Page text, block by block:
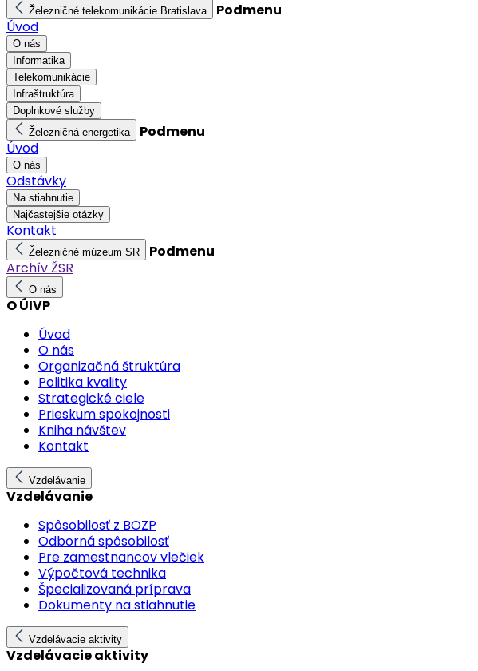
Železničné telekomunikácie Bratislava
Podmenu
Úvod
O nás
Informatika
Telekomunikácie
Infraštruktúra
Doplnkové služby
Železničná energetika
Podmenu
Úvod
O nás
Odstávky
Na stiahnutie
Najčastejšie otázky
Kontakt
Železničné múzeum SR
Podmenu
Archív ŽSR
O nás
O ÚIVP
Úvod
O nás
Organizačná štruktúra
Politika kvality
Strategické ciele
Prieskum spokojnosti
Kniha návštev
Kontakt
Vzdelávanie
Vzdelávanie
Spôsobilosť z BOZP
Odborná spôsobilosť
Pre zamestnancov vlečiek
Výpočtová technika
Špecializovaná príprava
Dokumenty na stiahnutie
Vzdelávacie aktivity
Vzdelávacie aktivity